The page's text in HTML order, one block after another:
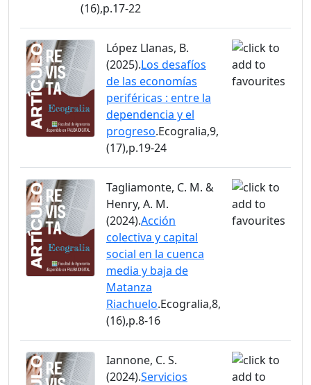
(16),p.17-22
López Llanas, B.
(2025).Los desafíos
de las economías
periféricas : entre la
dependencia y el
progreso.Ecogralia,9,
(17),p.19-24
Tagliamonte, C. M. &
Henry, A. M.
(2024).Acción
colectiva y capital
social en la cuenca
media y baja de
Matanza
Riachuelo.Ecogralia,8,
(16),p.8-16
Iannone, C. S.
(2024).Servicios